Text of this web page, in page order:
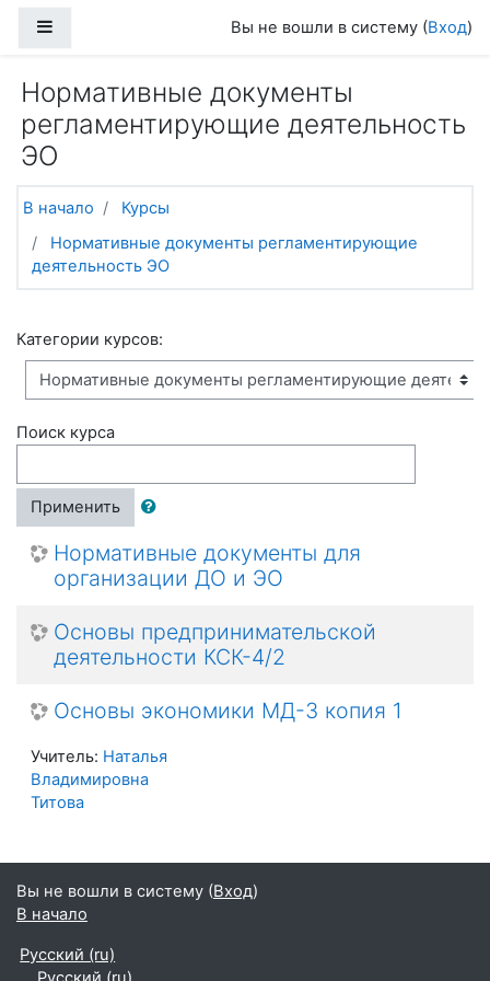
Вы не вошли в систему (Вход)
Нормативные документы
регламентирующие деятельность
ЭО
В начало
Курсы
Нормативные документы регламентирующие
деятельность ЭО
Категории курсов:
Поиск курса
Применить
Нормативные документы для
организации ДО и ЭО
Основы предпринимательской
деятельности КСК-4/2
Основы экономики МД-3 копия 1
Учитель: Наталья
Владимировна
Титова
Вы не вошли в систему (Вход)
В начало
Русский ‎(ru)‎